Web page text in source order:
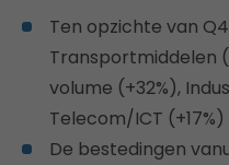
Ten opzichte van
Transportmiddelen
volume (+32%),
Telecom/ICT
De bestedingen